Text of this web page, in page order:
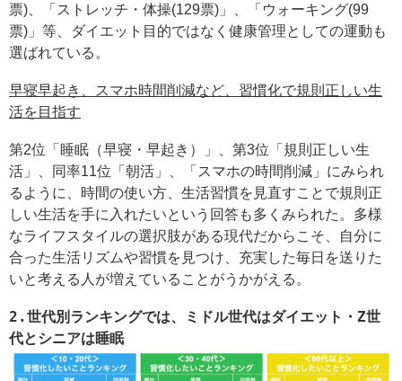
票)、「ストレッチ・体操(129票)」、「ウォーキング(99
票)」等、ダイエット目的ではなく健康管理としての運動も
選ばれている。
早寝早起き、スマホ時間削減など、習慣化で規則正しい生
活を目指す
第2位「睡眠（早寝・早起き）」、第3位「規則正しい生
活」、同率11位「朝活」、「スマホの時間削減」にみられ
るように、時間の使い方、生活習慣を見直すことで規則正
しい生活を手に入れたいという回答も多くみられた。多様
なライフスタイルの選択肢がある現代だからこそ、自分に
合った生活リズムや習慣を見つけ、充実した毎日を送りた
いと考える人が増えていることがうかがえる。
2.世代別ランキングでは、ミドル世代はダイエット・Z世
代とシニアは睡眠